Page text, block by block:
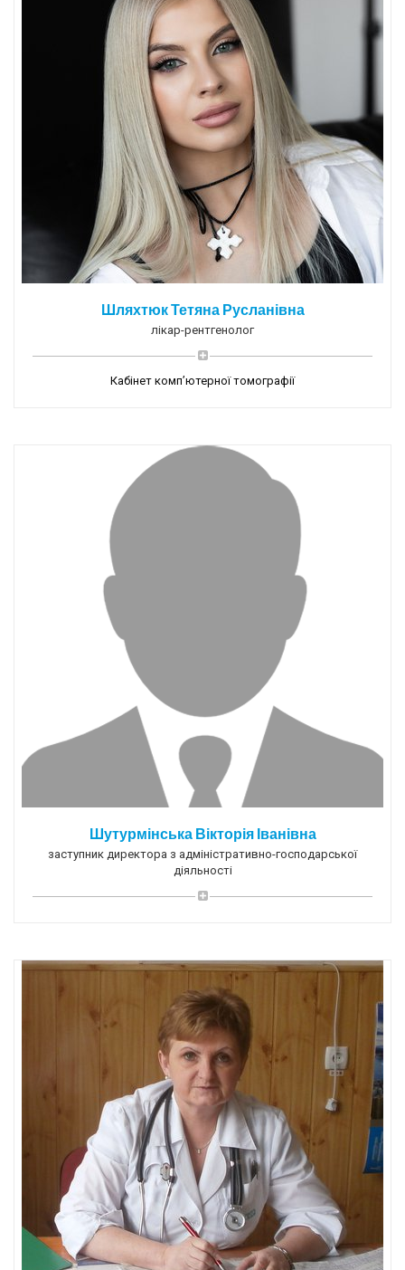
Шляхтюк Тетяна Русланівна
лікар-рентгенолог
Кабінет комп’ютерної томографії
Шутурмінська Вікторія Іванівна
заступник директора з адміністративно-господарської
діяльності